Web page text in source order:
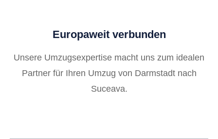
Europaweit verbunden
Unsere Umzugsexpertise macht uns zum idealen
Partner für Ihren Umzug von Darmstadt nach
Suceava.